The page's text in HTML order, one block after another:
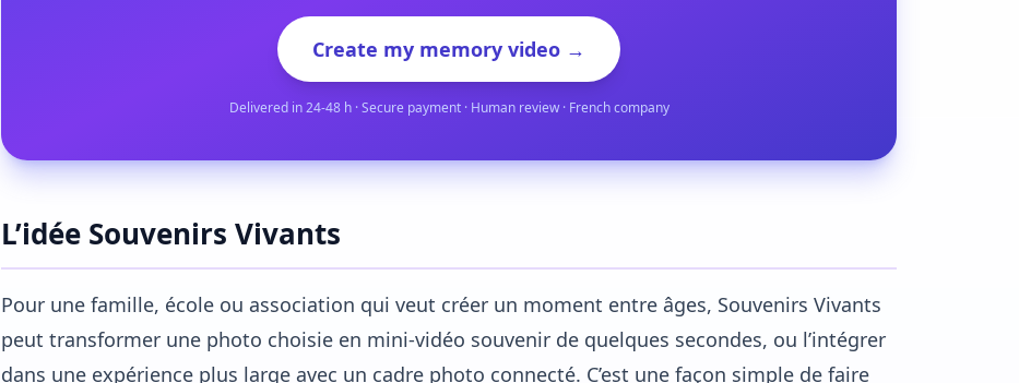
Create my memory video →
Delivered in 24-48 h · Secure payment · Human review · French company
L’idée Souvenirs Vivants
Pour une famille, école ou association qui veut créer un moment entre âges, Souvenirs Vivants
peut transformer une photo choisie en mini-vidéo souvenir de quelques secondes, ou l’intégrer
dans une expérience plus large avec un cadre photo connecté. C’est une façon simple de faire